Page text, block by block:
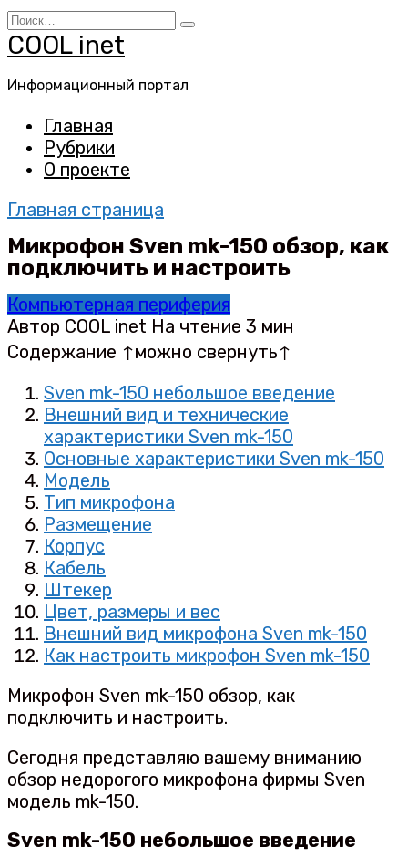
Перейти
к
содержанию
Search
for:
COOL inet
Информационный портал
Главная
Рубрики
О проекте
Главная страница
Микрофон Sven mk-150 обзор, как
подключить и настроить
Компьютерная периферия
Автор COOL inet На чтение 3 мин
Содержание ↑можно свернуть↑
Sven mk-150 небольшое введение
Внешний вид и технические
характеристики Sven mk-150
Основные характеристики Sven mk-150
Модель
Тип микрофона
Размещение
Корпус
Кабель
Штекер
Цвет, размеры и вес
Внешний вид микрофона Sven mk-150
Как настроить микрофон Sven mk-150
Микрофон Sven mk-150 обзор, как
подключить и настроить.
Сегодня представляю вашему вниманию
обзор недорогого микрофона фирмы Sven
модель mk-150.
Sven mk-150 небольшое введение